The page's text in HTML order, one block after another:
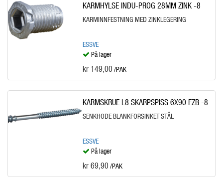
KARMHYLSE INDU-PROG 28MM ZINK -8
KARMINNFESTNING MED ZINKLEGERING
ESSVE
På lager
kr 149,00 /PAK
KARMSKRUE L8 SKARPSPISS 6X90 FZB -8
SENKHODE BLANKFORSINKET STÅL
ESSVE
På lager
kr 69,90 /PAK